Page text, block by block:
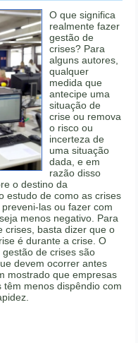
O que significa
realmente fazer
gestão de
crises? Para
alguns autores,
qualquer
medida que
antecipe uma
situação de
crise ou remova
o risco ou
incerteza de
uma situação
dada, e em
razão disso
o destino da
estudo de como as crises
las ou fazer com
menos negativo. Para
crises, basta dizer que o
é durante a crise. O
de crises são
devem ocorrer antes
mostrado que empresas
menos dispêndio com